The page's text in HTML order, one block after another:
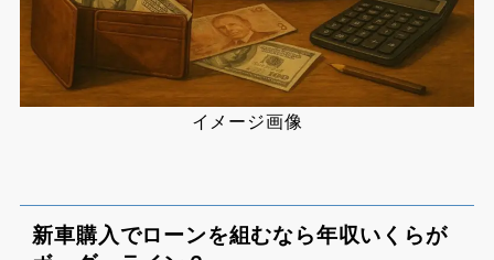
イメージ画像
新車購入でローンを組むなら年収いくらが